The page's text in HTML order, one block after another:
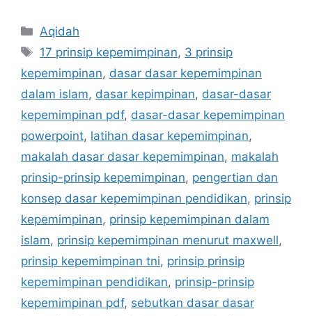
Categories
Aqidah
Tags
17 prinsip kepemimpinan, 3 prinsip
kepemimpinan, dasar dasar kepemimpinan
dalam islam, dasar kepimpinan, dasar-dasar
kepemimpinan pdf, dasar-dasar kepemimpinan
powerpoint, latihan dasar kepemimpinan,
makalah dasar dasar kepemimpinan, makalah
prinsip-prinsip kepemimpinan, pengertian dan
konsep dasar kepemimpinan pendidikan, prinsip
kepemimpinan, prinsip kepemimpinan dalam
islam, prinsip kepemimpinan menurut maxwell,
prinsip kepemimpinan tni, prinsip prinsip
kepemimpinan pendidikan, prinsip-prinsip
kepemimpinan pdf, sebutkan dasar dasar